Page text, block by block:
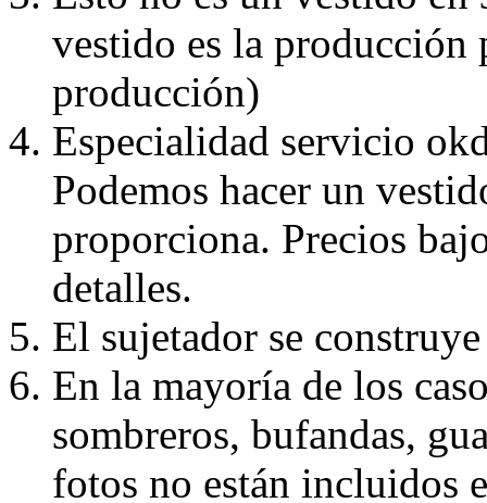
vestido es la producción
producción)
Especialidad servicio
Podemos hacer un
proporciona. Precios
detalles.
El sujetador se
En la mayoría de los
sombreros, bufandas,
fotos no están incluidos